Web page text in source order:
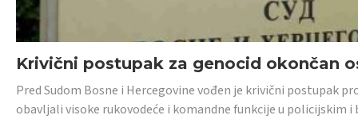
Krivični postupak za genocid okončan
Pred Sudom Bosne i Hercegovine vođen je krivični postupak
obavljali visoke rukovodeće i komandne funkcije u policijskim